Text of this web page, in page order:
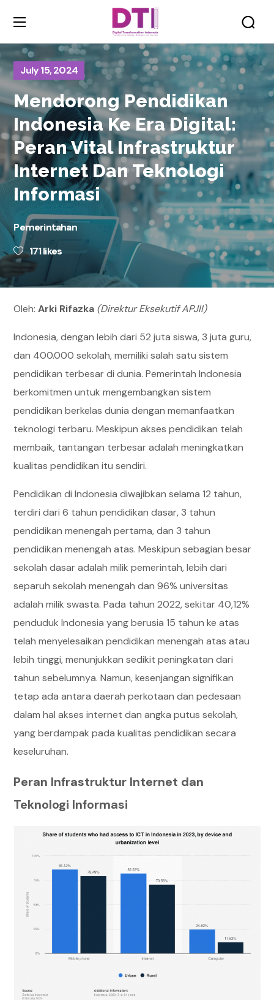
July 15, 2024
Mendorong Pendidikan
Indonesia Ke Era Digital:
Peran Vital Infrastruktur
Internet Dan Teknologi
Informasi
Pemerintahan
171likes
Oleh:Arki Rifazka (Direktur Eksekutif APJII)
Indonesia, dengan lebih dari 52 juta siswa, 3 juta guru,
dan 400.000 sekolah, memiliki salah satu sistem
pendidikan terbesar di dunia. Pemerintah Indonesia
berkomitmen untuk mengembangkan sistem
pendidikan berkelas dunia dengan memanfaatkan
teknologi terbaru. Meskipun akses pendidikan telah
membaik, tantangan terbesar adalah meningkatkan
kualitas pendidikan itu sendiri.
Pendidikan di Indonesia diwajibkan selama 12 tahun,
terdiri dari 6 tahun pendidikan dasar, 3 tahun
pendidikan menengah pertama, dan 3 tahun
pendidikan menengah atas. Meskipun sebagian besar
sekolah dasar adalah milik pemerintah, lebih dari
separuh sekolah menengah dan 96% universitas
adalah milik swasta. Pada tahun 2022, sekitar 40,12%
penduduk Indonesia yang berusia 15 tahun ke atas
telah menyelesaikan pendidikan menengah atas atau
lebih tinggi, menunjukkan sedikit peningkatan dari
tahun sebelumnya. Namun, kesenjangan signifikan
tetap ada antara daerah perkotaan dan pedesaan
dalam hal akses internet dan angka putus sekolah,
yang berdampak pada kualitas pendidikan secara
keseluruhan.
Peran Infrastruktur Internet dan
Teknologi Informasi